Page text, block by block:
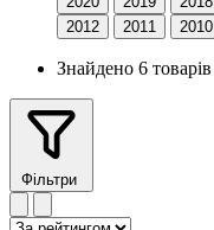
2012
2011 2010
Знайдено 6 товарів
Фільтри